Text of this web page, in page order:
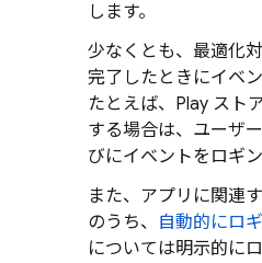
します。
少なくとも、最適化
完了したときにイベ
たとえば、Play スト
する場合は、ユーザ
びにイベントをロギン
また、アプリに関連
のうち、 自動的にロ
については明示的に